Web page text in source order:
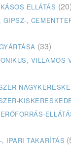
ELLÁTÁS (20)
GIPSZ-,
(33)
VILLAMOS
, IPARI TAKARÍTÁS